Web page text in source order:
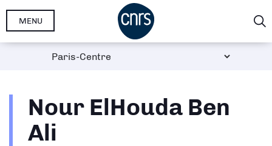
Aller
MENU
Nour ElHouda Ben
Ali